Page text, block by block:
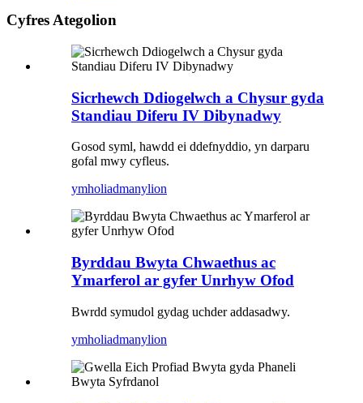
Cyfres Ategolion
Sicrhewch Ddiogelwch a Chysur gyda
Standiau Diferu IV Dibynadwy
Gosod syml, hawdd ei ddefnyddio, yn darparu
gofal mwy cyfleus.
ymholiadmanylion
Byrddau Bwyta Chwaethus ac
Ymarferol ar gyfer Unrhyw Ofod
Bwrdd symudol gydag uchder addasadwy.
ymholiadmanylion